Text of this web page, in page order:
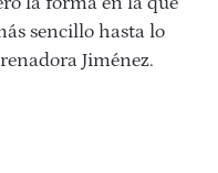
sencillo hasta lo
Jiménez.